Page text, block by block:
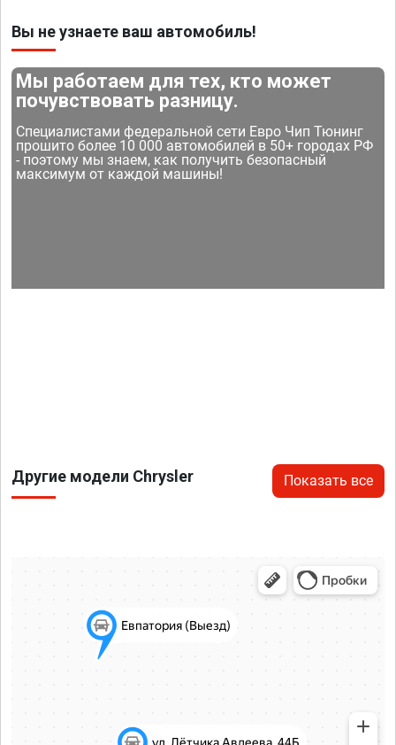
Вы не узнаете ваш автомобиль!
Мы работаем для тех, кто может
почувствовать разницу.
Специалистами федеральной сети Евро Чип Тюнинг
прошито более 10 000 автомобилей в 50+ городах РФ
- поэтому мы знаем, как получить безопасный
максимум от каждой машины!
Другие модели Chrysler Показать все